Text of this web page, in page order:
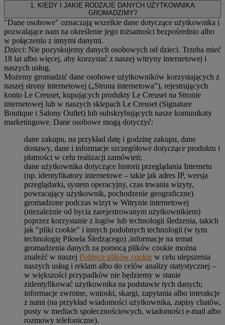
1. KIEDY I JAKIE RODZAJE DANYCH UŻYTKOWNIKA
GROMADZIMY?
"Dane osobowe" oznaczają wszelkie dane dotyczące użytkownika i
pozwalające nam na określenie jego tożsamości bezpośrednio albo
w połączeniu z innymi danymi.
Dzieci: Nie pozyskujemy danych osobowych od dzieci. Trzeba mieć
18 lat albo więcej, aby korzystać z naszej witryny internetowej i
naszych usług.
Możemy gromadzić dane osobowe użytkowników korzystających z
naszej strony internetowej („Strona internetowa”), rejestrujących
konto Le Creuset, kupujących produkty Le Creuset na Stronie
internetowej lub w naszych sklepach Le Creuset (Signature
Boutique i Salony Outlet) lub subskrybujących nasze komunikaty
marketingowe. Dane osobowe mogą dotyczyć:
dane zakupu, na przykład datę i godzinę zakupu, dane
dostawy, dane i informacje szczegółowe dotyczące produktu i
płatności w celu realizacji zamówień;
dane użytkownika dotyczące historii przeglądania Internetu
(np. identyfikatory internetowe – takie jak adres IP, wersja
przeglądarki, system operacyjny, czas trwania wizyty,
powracający użytkownik, pochodzenie geograficzne)
gromadzone podczas wizyt w Witrynie internetowej
(niezależnie od bycia zarejestrowanym użytkownikiem)
poprzez korzystanie z logów lub technologii śledzenia, takich
jak "pliki cookie" i innych podobnych technologii (w tym
technologię Piksela Śledzącego) ,informacje na temat
gromadzenia danych za pomocą plików cookie można
znaleźć w naszej Polityce plików cookie w celu ulepszenia
naszych usług i reklam albo do celów analizy statystycznej –
w większości przypadków nie będziemy w stanie
zidentyfikować użytkownika na podstawie tych danych;
informacje zwrotne, wnioski, skargi, zapytania albo interakcje
z nami (na przykład wiadomości użytkownika, zapisy chatów,
posty w mediach społecznościowych, wiadomości e-mail albo
rozmowy telefoniczne).